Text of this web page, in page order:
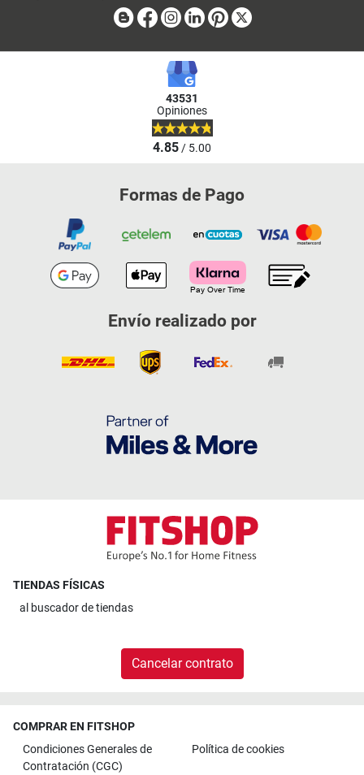
BlogFacebook
Instagram
LinkedinPinterest
43531
Opiniones
4.85/ 5.00
Formas de Pago
Envío realizado por
TIENDAS FÍSICAS
al buscador de tiendas
Cancelar contrato
COMPRAR EN FITSHOP
Condiciones Generales de
Contratación (CGC)
Política de cookies